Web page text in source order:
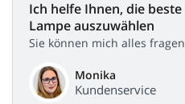
Ich helfe Ihnen, die beste
Lampe auszuwählen
Sie können mich alles fragen
Monika
Kundenservice